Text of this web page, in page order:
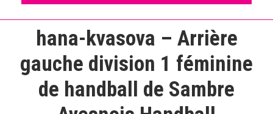
hana-kvasova – Arrière
gauche division 1 féminine
de handball de Sambre